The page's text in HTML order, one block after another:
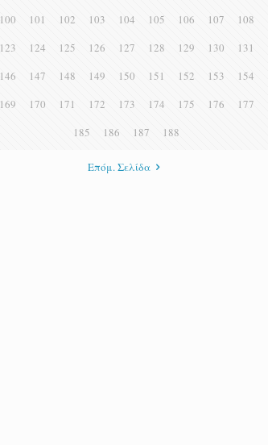
100 101 102 103 104 105 106 107 108
123 124 125 126 127 128 129 130 131
146 147 148 149 150 151 152 153 154
169 170 171 172 173 174 175 176 177
185
186 187 188
Επόμ. Σελίδα